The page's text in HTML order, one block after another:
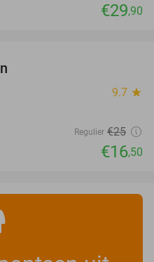
€29,90
9.7 star
Regulier €25
€16,50